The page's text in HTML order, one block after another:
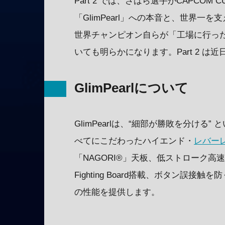
「GlimPearl」への本音と、世界一を
世界チャンピオン自らが「工場に行っ
いても明らかになります。Part 2 は近
GlimPearlについて
GlimPearlは、“細部が勝敗を分ける”
べてにこだわったハイエンド・ レバー
「NAGORI®」天板、低ストローク高
Fighting Board搭載、ボタン誤接触を
の性能を提供します。